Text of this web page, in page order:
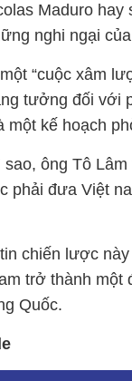
Maduro
nghi ngại
“cuộc xâm
tưởng đối với
một kế hoạch
ông Tô
phải đưa Việt
chiến lược
trở thành
Quốc.